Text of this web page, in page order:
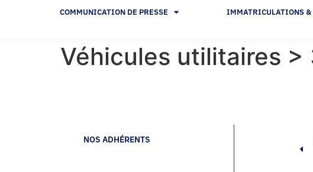
COMMUNICATION DE PRESSE IMMATRICULATIONS &
Véhicules utilitaires >
NOS ADHÉRENTS